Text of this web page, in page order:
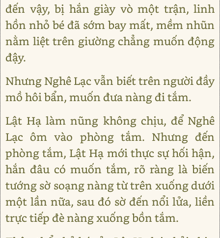
đến vậy, bị hắn giày vò một trận, linh
hồn nhỏ bé đã sớm bay mất, mềm nhũn
nằm liệt trên giường chẳng muốn động
đậy.
Nhưng Nghê Lạc vẫn biết trên người đầy
mồ hôi bẩn, muốn đưa nàng đi tắm.
Lật Hạ làm nũng không chịu, để Nghê
Lạc ôm vào phòng tắm. Nhưng đến
phòng tắm, Lật Hạ mới thực sự hối hận,
hắn đâu có muốn tắm, rõ ràng là biến
tướng sờ soạng nàng từ trên xuống dưới
một lần nữa, sau đó sờ đến nổi lửa, liền
trực tiếp đè nàng xuống bồn tắm.